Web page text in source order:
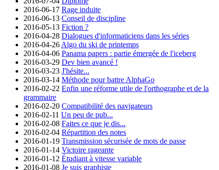
2016-06-17 Rage induite
2016-06-13 Conseil de discipline
2016-05-13 Fiction ?
2016-04-28 Dialogues d'informaticiens dans les séries
2016-04-26 Algo du ski de printemps
2016-04-06 Panama papers : partie émergée de l'iceberg
2016-03-29 Dev bien avancé !
2016-03-23 J'hésite...
2016-03-14 Méthode pour battre AlphaGo
2016-02-22 Enfin une réforme utile de l'orthographe et de la
grammaire
2016-02-20 Compatibilité des navigateurs
2016-02-11 Un peu de pub...
2016-02-08 Faites ce que je dis...
2016-02-04 Répartition des notes
2016-01-19 Transmission sécurisée de mots de passe
2016-01-14 Victoire rageante
2016-01-12 Étudiant à vitesse variable
2016-01-08 Je suis graphiste